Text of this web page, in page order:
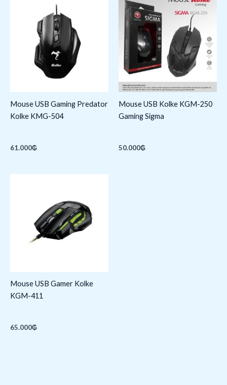
Mouse USB Gaming Predator
Kolke KMG-504
61.000₲
Mouse USB Kolke KGM-250
Gaming Sigma
50.000₲
Mouse USB Gamer Kolke
KGM-411
65.000₲